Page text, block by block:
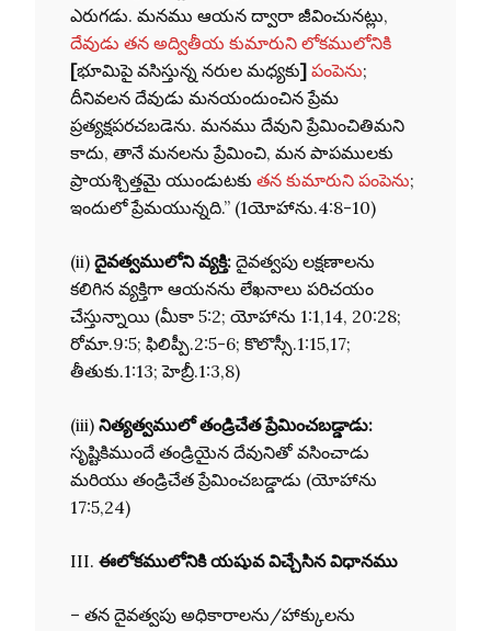
ఎరుగడు. మనము ఆయన ద్వారా జీవించునట్లు,
దేవుడు తన అద్వితీయ కుమారుని లోకములోనికి
[భూమిపై వసిస్తున్న నరుల మధ్యకు] పంపెను;
దీనివలన దేవుడు మనయందుంచిన ప్రేమ
ప్రత్యక్షపరచబడెను. మనము దేవుని ప్రేమించితిమని
కాదు, తానే మనలను ప్రేమించి, మన పాపములకు
ప్రాయశ్చిత్తమై యుండుటకు తన కుమారుని పంపెను;
ఇందులో ప్రేమయున్నది.” (1యోహాను.4:8-10)
(ii) దైవత్వములోని వ్యక్తి: దైవత్వపు లక్షణాలను
కలిగిన వ్యక్తిగా ఆయనను లేఖనాలు పరిచయం
చేస్తున్నాయి (మీకా 5:2; యోహాను 1:1,14, 20:28;
రోమా.9:5; ఫిలిప్పీ.2:5-6; కొలొస్సీ.1:15,17;
తీతుకు.1:13; హెబ్రీ.1:3,8)
(iii) నిత్యత్వములో తండ్రిచేత ప్రేమించబడ్డాడు:
సృష్టికిముందే తండ్రియైన దేవునితో వసించాడు
మరియు తండ్రిచేత ప్రేమించబడ్డాడు (యోహాను
17:5,24)
III. ఈలోకములోనికి యషువ విచ్చేసిన విధానము
– తన దైవత్వపు అధికారాలను/హాక్కులను